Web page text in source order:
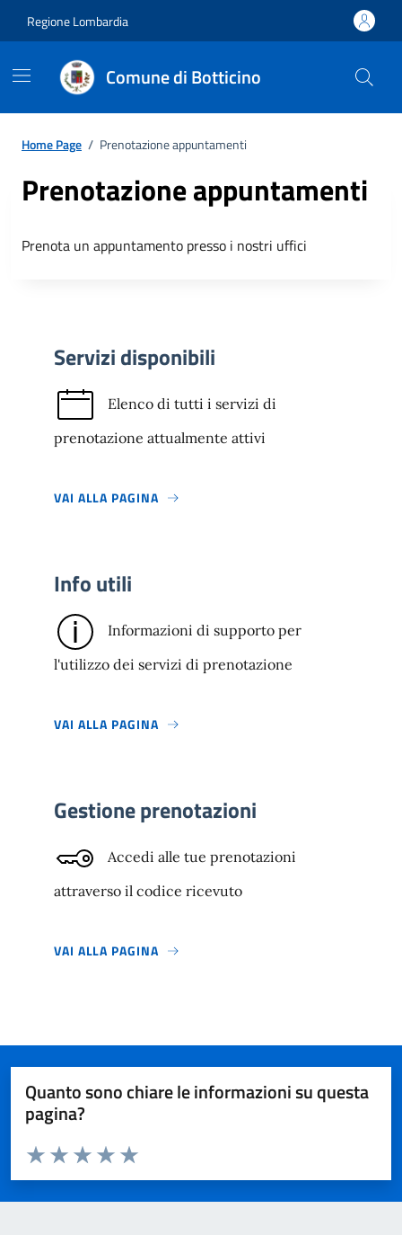
Regione Lombardia
Comune di Botticino
Home Page / Prenotazione appuntamenti
Prenotazione appuntamenti
Prenota un appuntamento presso i nostri uffici
Servizi disponibili
Elenco di tutti i servizi di
prenotazione attualmente attivi
VAI ALLA PAGINA
Info utili
Informazioni di supporto per
l'utilizzo dei servizi di prenotazione
VAI ALLA PAGINA
Gestione prenotazioni
Accedi alle tue prenotazioni
attraverso il codice ricevuto
VAI ALLA PAGINA
Quanto sono chiare le informazioni su questa
pagina?
Valuta da 1 a 5 stelle la pagina
Valuta 5 stelle su 5
Valuta 4 stelle su 5
Valuta 3 stelle su 5
Valuta 2 stelle su 5
Valuta 1 stelle su 5